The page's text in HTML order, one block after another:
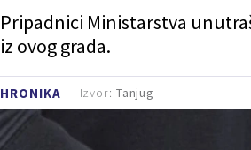
HRONIKA
Pripadnici Ministarstva
iz ovog grada.
Izvor: Tanjug